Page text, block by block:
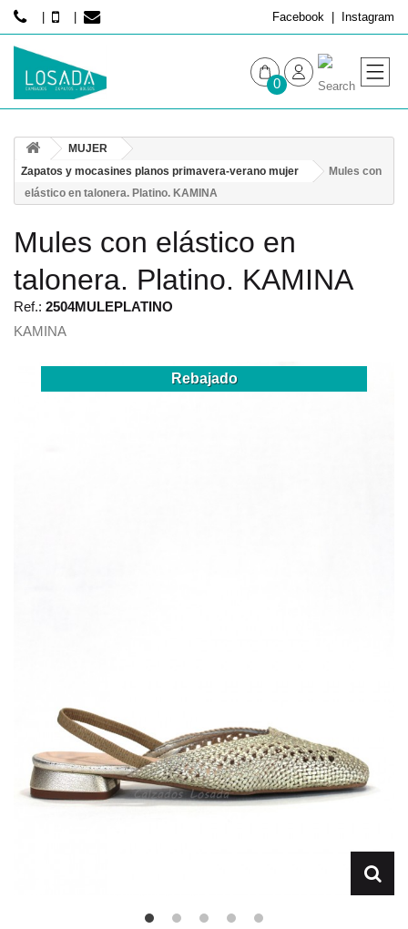
Facebook Instagram
0
HOMBRE
MUJER
Zapatos y mocasines planos primavera-verano mujer
Mules con
elástico en talonera. Platino. KAMINA
Mules con elástico en
talonera. Platino. KAMINA
Ref.: 2504MULEPLATINO
KAMINA
Rebajado